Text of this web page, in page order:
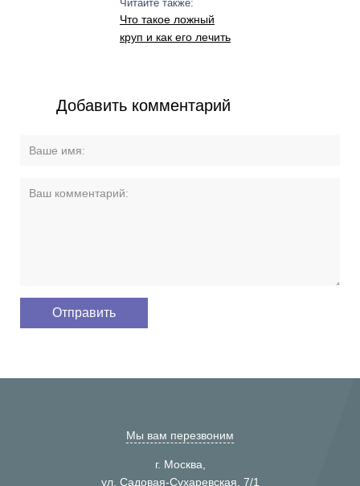
Читайте также:
Что такое ложный
круп и как его лечить
Добавить комментарий
Мы вам перезвоним
г. Москва,
ул. Садовая-Сухаревская, 7/1